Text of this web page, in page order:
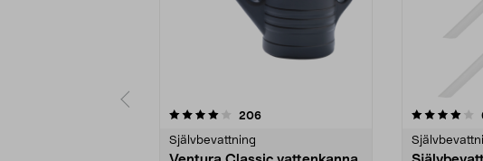
206recensioner
Självbevattning
4.0 av 5 stjärnor